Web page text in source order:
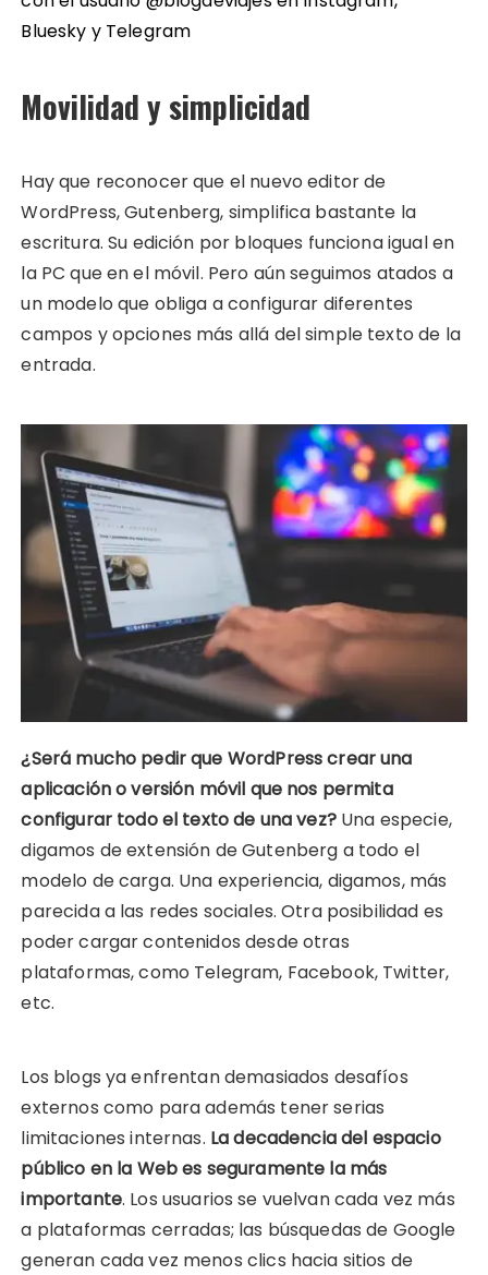
Bluesky y Telegram
Movilidad y simplicidad
Hay que reconocer que el nuevo editor de
WordPress, Gutenberg, simplifica bastante la
escritura. Su edición por bloques funciona igual en
la PC que en el móvil. Pero aún seguimos atados a
un modelo que obliga a configurar diferentes
campos y opciones más allá del simple texto de la
entrada.
¿Será mucho pedir que WordPress crear una
aplicación o versión móvil que nos permita
configurar todo el texto de una vez?Una especie,
digamos de extensión de Gutenberg a todo el
modelo de carga. Una experiencia, digamos, más
parecida a las redes sociales. Otra posibilidad es
poder cargar contenidos desde otras
plataformas, como Telegram, Facebook, Twitter,
etc.
Los blogs ya enfrentan demasiados desafíos
externos como para además tener serias
limitaciones internas. La decadencia del espacio
público en la Web es seguramente la más
importante. Los usuarios se vuelvan cada vez más
a plataformas cerradas; las búsquedas de Google
generan cada vez menos clics hacia sitios de